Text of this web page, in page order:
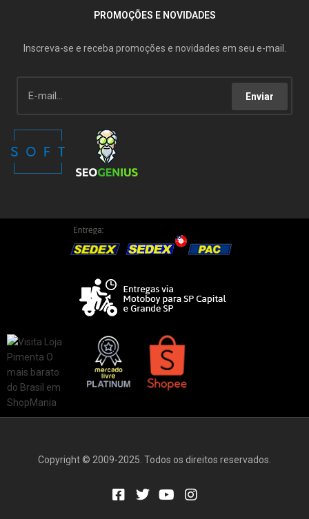
PROMOÇÕES E NOVIDADES
Inscreva-se e receba promoções e novidades em seu e-mail.
Enviar
Copyright © 2009-2025. Todos os direitos reservados.